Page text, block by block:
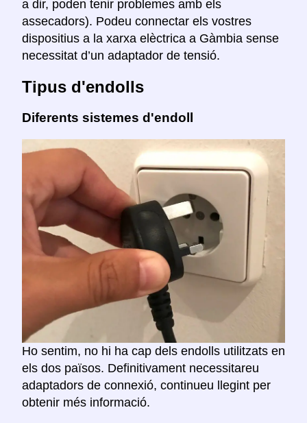
a dir, poden tenir problemes amb els
assecadors). Podeu connectar els vostres
dispositius a la xarxa elèctrica a Gàmbia sense
necessitat d’un adaptador de tensió.
Tipus d'endolls
Diferents sistemes d'endoll
Ho sentim, no hi ha cap dels endolls utilitzats en
els dos països. Definitivament necessitareu
adaptadors de connexió, continueu llegint per
obtenir més informació.